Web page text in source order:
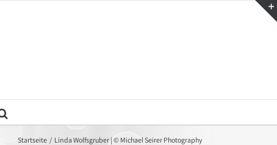
Startseite Linda Wolfsgruber | © Michael Seirer Photography